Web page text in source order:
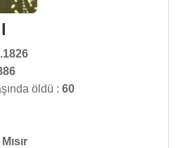
öldü : 60